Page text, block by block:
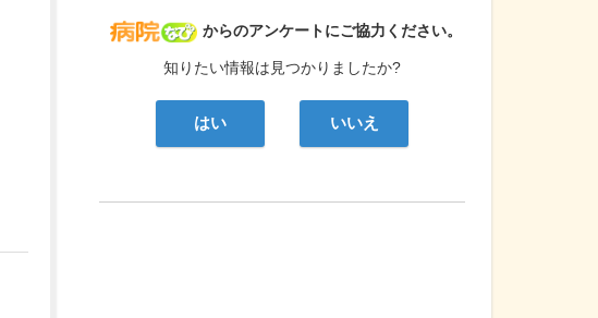
病院なび
からのアンケートにご協力ください。
知りたい情報は見つかりましたか?
はい いいえ